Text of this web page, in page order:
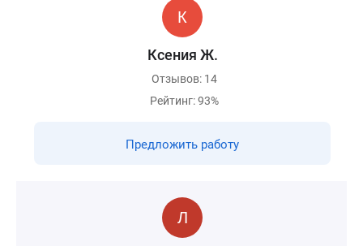
Ксения Ж.
Отзывов: 14
Рейтинг: 93%
Предложить работу